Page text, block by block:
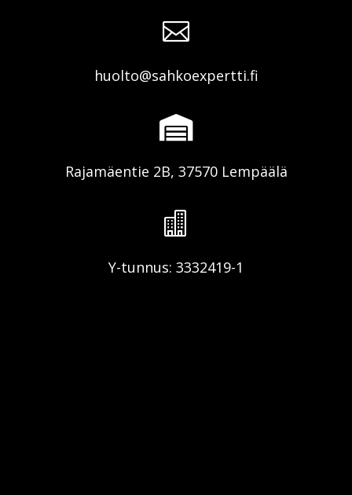

huolto@sahkoexpertti.fi

Rajamäentie 2B, 37570 Lempäälä

Y-tunnus: 3332419-1